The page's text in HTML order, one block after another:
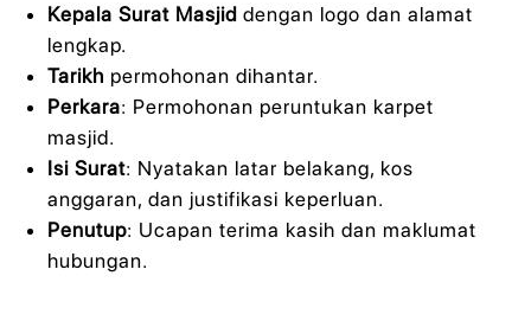
Kepala Surat Masjiddengan logo dan alamat
lengkap.
Tarikh permohonan dihantar.
Perkara: Permohonan peruntukan karpet
masjid.
Isi Surat: Nyatakan latar belakang, kos
anggaran, dan justifikasi keperluan.
Penutup: Ucapan terima kasih dan maklumat
hubungan.